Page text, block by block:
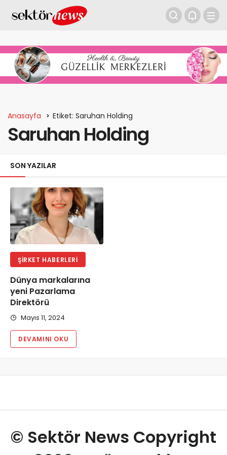
Anasayfa Etiket: Saruhan Holding
Saruhan Holding
SON YAZILAR
ŞIRKET HABERLERI
Dünya markalarına
yeni Pazarlama
Direktörü
Mayıs 11, 2024
DEVAMINI OKU
© Sektör News Copyright